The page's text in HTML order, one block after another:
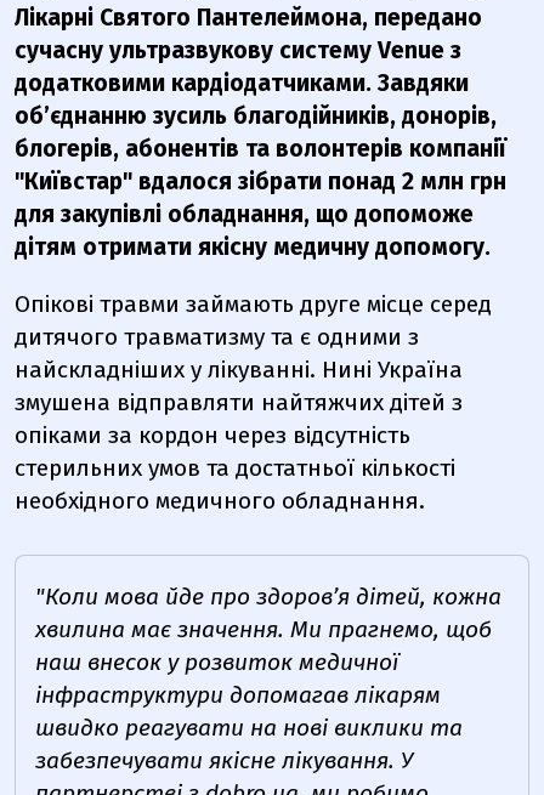
Лікарні Святого Пантелеймона, передано
сучасну ультразвукову систему Venue з
додатковими кардіодатчиками. Завдяки
об’єднанню зусиль благодійників, донорів,
блогерів, абонентів та волонтерів компанії
"Київстар" вдалося зібрати понад 2 млн грн
для закупівлі обладнання, що допоможе
дітям отримати якісну медичну допомогу.
Опікові травми займають друге місце серед
дитячого травматизму та є одними з
найскладніших у лікуванні. Нині Україна
змушена відправляти найтяжчих дітей з
опіками за кордон через відсутність
стерильних умов та достатньої кількості
необхідного медичного обладнання.
"Коли мова йде про здоров’я дітей, кожна
хвилина має значення. Ми прагнемо, щоб
наш внесок у розвиток медичної
інфраструктури допомагав лікарям
швидко реагувати на нові виклики та
забезпечувати якісне лікування. У